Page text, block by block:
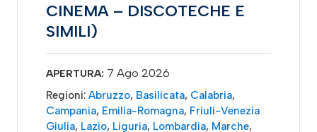
CINEMA – DISCOTECHE E
SIMILI)
APERTURA: 7 Ago 2026
Regioni: Abruzzo, Basilicata, Calabria,
Campania, Emilia-Romagna, Friuli-Venezia
Giulia, Lazio, Liguria, Lombardia, Marche,